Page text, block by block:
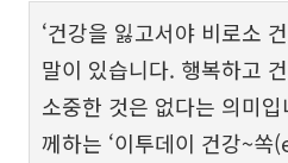
‘건강을 잃고서야 비로소
말이 있습니다. 행복하고
소중한 것은 없다는 의미
께하는 ‘이투데이 건강~쏙